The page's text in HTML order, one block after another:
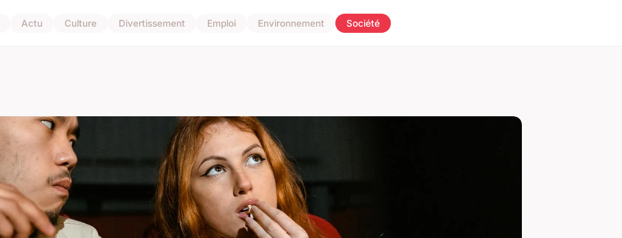
Actu Culture Divertissement Emploi Environnement Société